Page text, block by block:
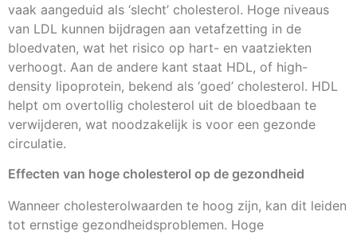
vaak aangeduid als ‘slecht’ cholesterol. Hoge niveaus
van LDL kunnen bijdragen aan vetafzetting in de
bloedvaten, wat het risico op hart- en vaatziekten
verhoogt. Aan de andere kant staat HDL, of high-
density lipoprotein, bekend als ‘goed’ cholesterol. HDL
helpt om overtollig cholesterol uit de bloedbaan te
verwijderen, wat noodzakelijk is voor een gezonde
circulatie.
Effecten van hoge cholesterol op de gezondheid
Wanneer cholesterolwaarden te hoog zijn, kan dit leiden
tot ernstige gezondheidsproblemen. Hoge